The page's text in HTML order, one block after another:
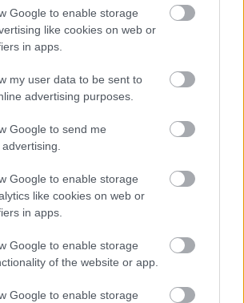
Google to enable storage
like cookies on web or
in apps.
my user data to be sent to
advertising purposes.
Google to send me
Google to enable storage
like cookies on web or
in apps.
Google to enable storage
of the website or app.
Google to enable storage
λόγο για «άρνηση μαρτυρίας»
η αυτόφωρη
ότι τα πρακτικά θα
εισαγγελέα, «ώστε να
κύρος της Επιτροπής».
ότι ο Ξυλούρης στη
Εισαγγελίας
στέλεχος εγκληματικής